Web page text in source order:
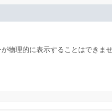
物理的に表示することはできませ